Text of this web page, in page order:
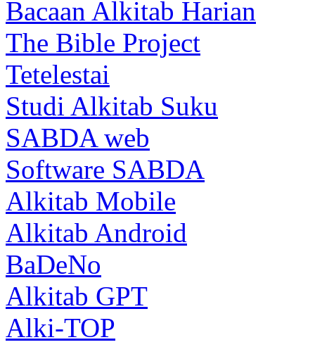
Bacaan Alkitab Harian
The Bible Project
Tetelestai
Studi Alkitab Suku
SABDA web
Software SABDA
Alkitab Mobile
Alkitab Android
BaDeNo
Alkitab GPT
Alki-TOP